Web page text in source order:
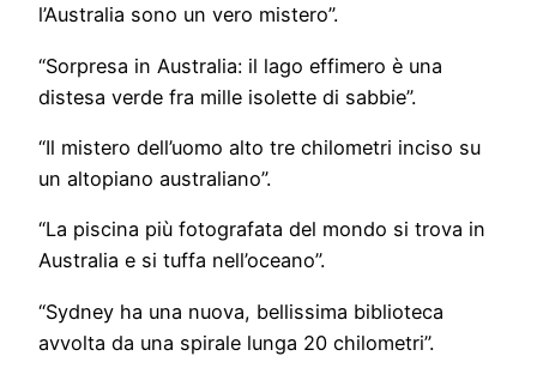
l’Australia sono un vero mistero”.
“Sorpresa in Australia: il lago effimero è una
distesa verde fra mille isolette di sabbie”.
“Il mistero dell’uomo alto tre chilometri inciso su
un altopiano australiano”.
“La piscina più fotografata del mondo si trova in
Australia e si tuffa nell’oceano”.
“Sydney ha una nuova, bellissima biblioteca
avvolta da una spirale lunga 20 chilometri”.